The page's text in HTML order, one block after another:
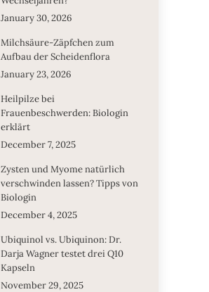
January 30, 2026
Milchsäure-Zäpfchen zum
Aufbau der Scheidenflora
January 23, 2026
Heilpilze bei
Frauenbeschwerden: Biologin
erklärt
December 7, 2025
Zysten und Myome natürlich
verschwinden lassen? Tipps von
Biologin
December 4, 2025
Ubiquinol vs. Ubiquinon: Dr.
Darja Wagner testet drei Q10
Kapseln
November 29, 2025